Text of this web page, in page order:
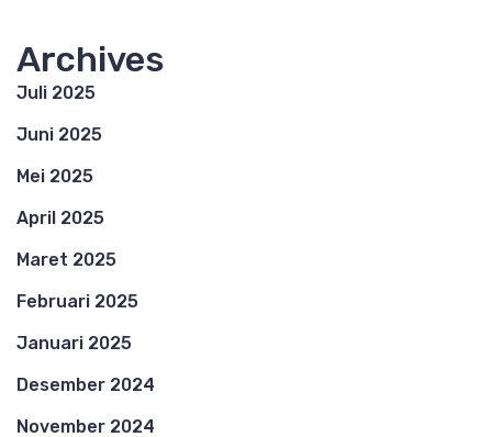
Archives
Juli 2025
Juni 2025
Mei 2025
April 2025
Maret 2025
Februari 2025
Januari 2025
Desember 2024
November 2024